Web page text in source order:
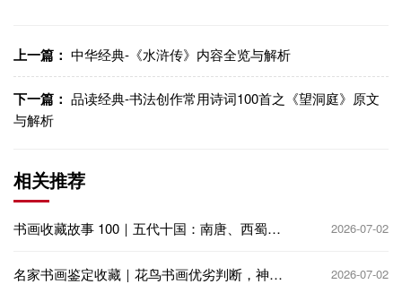
上一篇： 中华经典-《水浒传》内容全览与解析
下一篇： 品读经典-书法创作常用诗词100首之《望洞庭》原文
与解析
相关推荐
书画收藏故事 100｜五代十国：南唐、西蜀偏
2026-07-02
名家书画鉴定收藏｜花鸟书画优劣判断，神韵
2026-07-02